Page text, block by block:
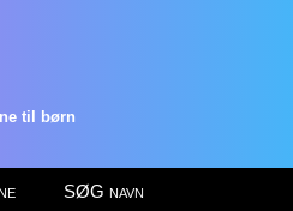
til børn
SØG navn